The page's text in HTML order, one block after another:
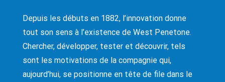
Depuis les débuts en 1882, l’innovation donne
tout son sens à l’existence de West Penetone.
Chercher, développer, tester et découvrir, tels
sont les motivations de la compagnie qui,
aujourd’hui, se positionne en tête de file dans le